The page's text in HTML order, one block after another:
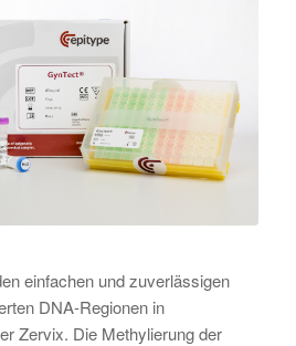
einfachen und zuverlässigen
DNA-Regionen in
Zervix. Die Methylierung der